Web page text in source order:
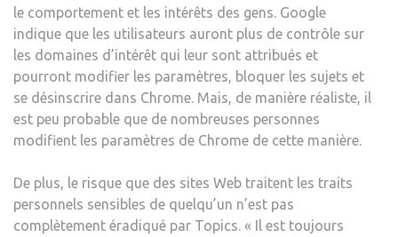
le comportement et les intérêts des gens. Google
indique que les utilisateurs auront plus de contrôle sur
les domaines d’intérêt qui leur sont attribués et
pourront modifier les paramètres, bloquer les sujets et
se désinscrire dans Chrome. Mais, de manière réaliste, il
est peu probable que de nombreuses personnes
modifient les paramètres de Chrome de cette manière.
De plus, le risque que des sites Web traitent les traits
personnels sensibles de quelqu’un n’est pas
complètement éradiqué par Topics. « Il est toujours